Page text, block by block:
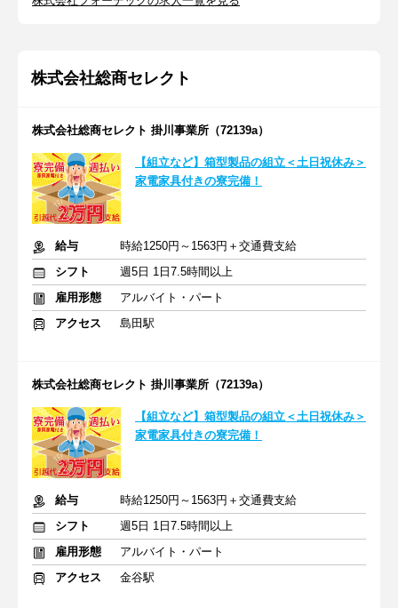
株式会社総商セレクト
株式会社総商セレクト 掛川事業所（72139a）
【組立など】箱型製品の組立＜土日祝休み＞
家電家具付きの寮完備！
給与
時給1250円～1563円＋交通費支給
シフト
週5日 1日7.5時間以上
雇用形態
アルバイト・パート
アクセス
島田駅
株式会社総商セレクト 掛川事業所（72139a）
【組立など】箱型製品の組立＜土日祝休み＞
家電家具付きの寮完備！
給与
時給1250円～1563円＋交通費支給
シフト
週5日 1日7.5時間以上
雇用形態
アルバイト・パート
アクセス
金谷駅